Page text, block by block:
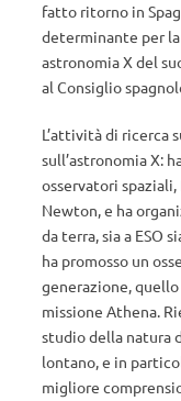
fatto ritorno in
determinante per
astronomia X del
al Consiglio
L’attività di ricerca
sull’astronomia X:
osservatori spaziali,
Newton, e ha
da terra, sia a ESO
ha promosso un
generazione, quello
missione Athena.
studio della natura
lontano, e in
migliore